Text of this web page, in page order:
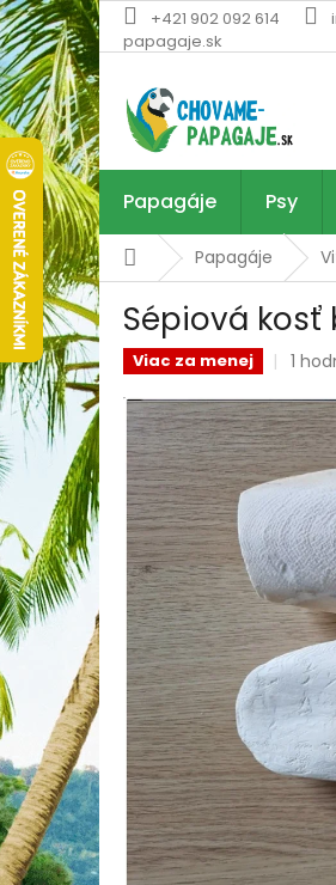
Prejsť
na
obsah
+421 902 092 614
papagaje.sk
Papagáje Psy
DomovPapagáje
Sépiová kosť
Viac za menej
je
5,0
z
5
1